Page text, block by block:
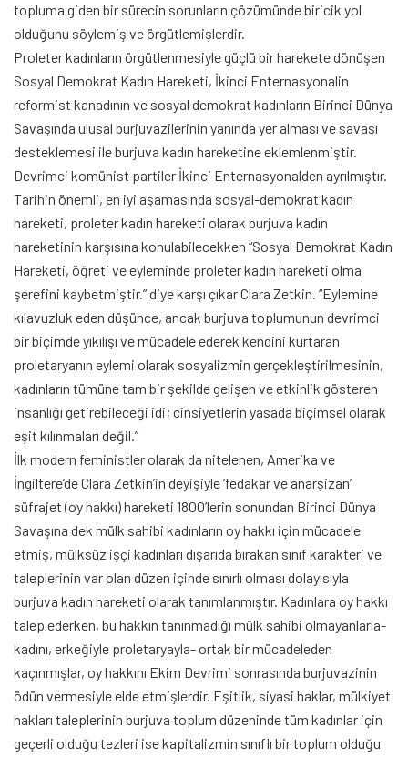
topluma giden bir sürecin sorunların çözümünde biricik yol
olduğunu söylemiş ve örgütlemişlerdir.
Proleter kadınların örgütlenmesiyle güçlü bir harekete dönüşen
Sosyal Demokrat Kadın Hareketi, İkinci Enternasyonalin
reformist kanadının ve sosyal demokrat kadınların Birinci Dünya
Savaşında ulusal burjuvazilerinin yanında yer alması ve savaşı
desteklemesi ile burjuva kadın hareketine eklemlenmiştir.
Devrimci komünist partiler İkinci Enternasyonalden ayrılmıştır.
Tarihin önemli, en iyi aşamasında sosyal-demokrat kadın
hareketi, proleter kadın hareketi olarak burjuva kadın
hareketinin karşısına konulabilecekken “Sosyal Demokrat Kadın
Hareketi, öğreti ve eyleminde proleter kadın hareketi olma
şerefini kaybetmiştir.” diye karşı çıkar Clara Zetkin. “Eylemine
kılavuzluk eden düşünce, ancak burjuva toplumunun devrimci
bir biçimde yıkılışı ve mücadele ederek kendini kurtaran
proletaryanın eylemi olarak sosyalizmin gerçekleştirilmesinin,
kadınların tümüne tam bir şekilde gelişen ve etkinlik gösteren
insanlığı getirebileceği idi; cinsiyetlerin yasada biçimsel olarak
eşit kılınmaları değil.”
İlk modern feministler olarak da nitelenen, Amerika ve
İngiltere’de Clara Zetkin’in deyişiyle ‘fedakar ve anarşizan’
süfrajet (oy hakkı) hareketi 1800’lerin sonundan Birinci Dünya
Savaşına dek mülk sahibi kadınların oy hakkı için mücadele
etmiş, mülksüz işçi kadınları dışarıda bırakan sınıf karakteri ve
taleplerinin var olan düzen içinde sınırlı olması dolayısıyla
burjuva kadın hareketi olarak tanımlanmıştır. Kadınlara oy hakkı
talep ederken, bu hakkın tanınmadığı mülk sahibi olmayanlarla-
kadını, erkeğiyle proletaryayla- ortak bir mücadeleden
kaçınmışlar, oy hakkını Ekim Devrimi sonrasında burjuvazinin
ödün vermesiyle elde etmişlerdir. Eşitlik, siyasi haklar, mülkiyet
hakları taleplerinin burjuva toplum düzeninde tüm kadınlar için
geçerli olduğu tezleri ise kapitalizmin sınıflı bir toplum olduğu